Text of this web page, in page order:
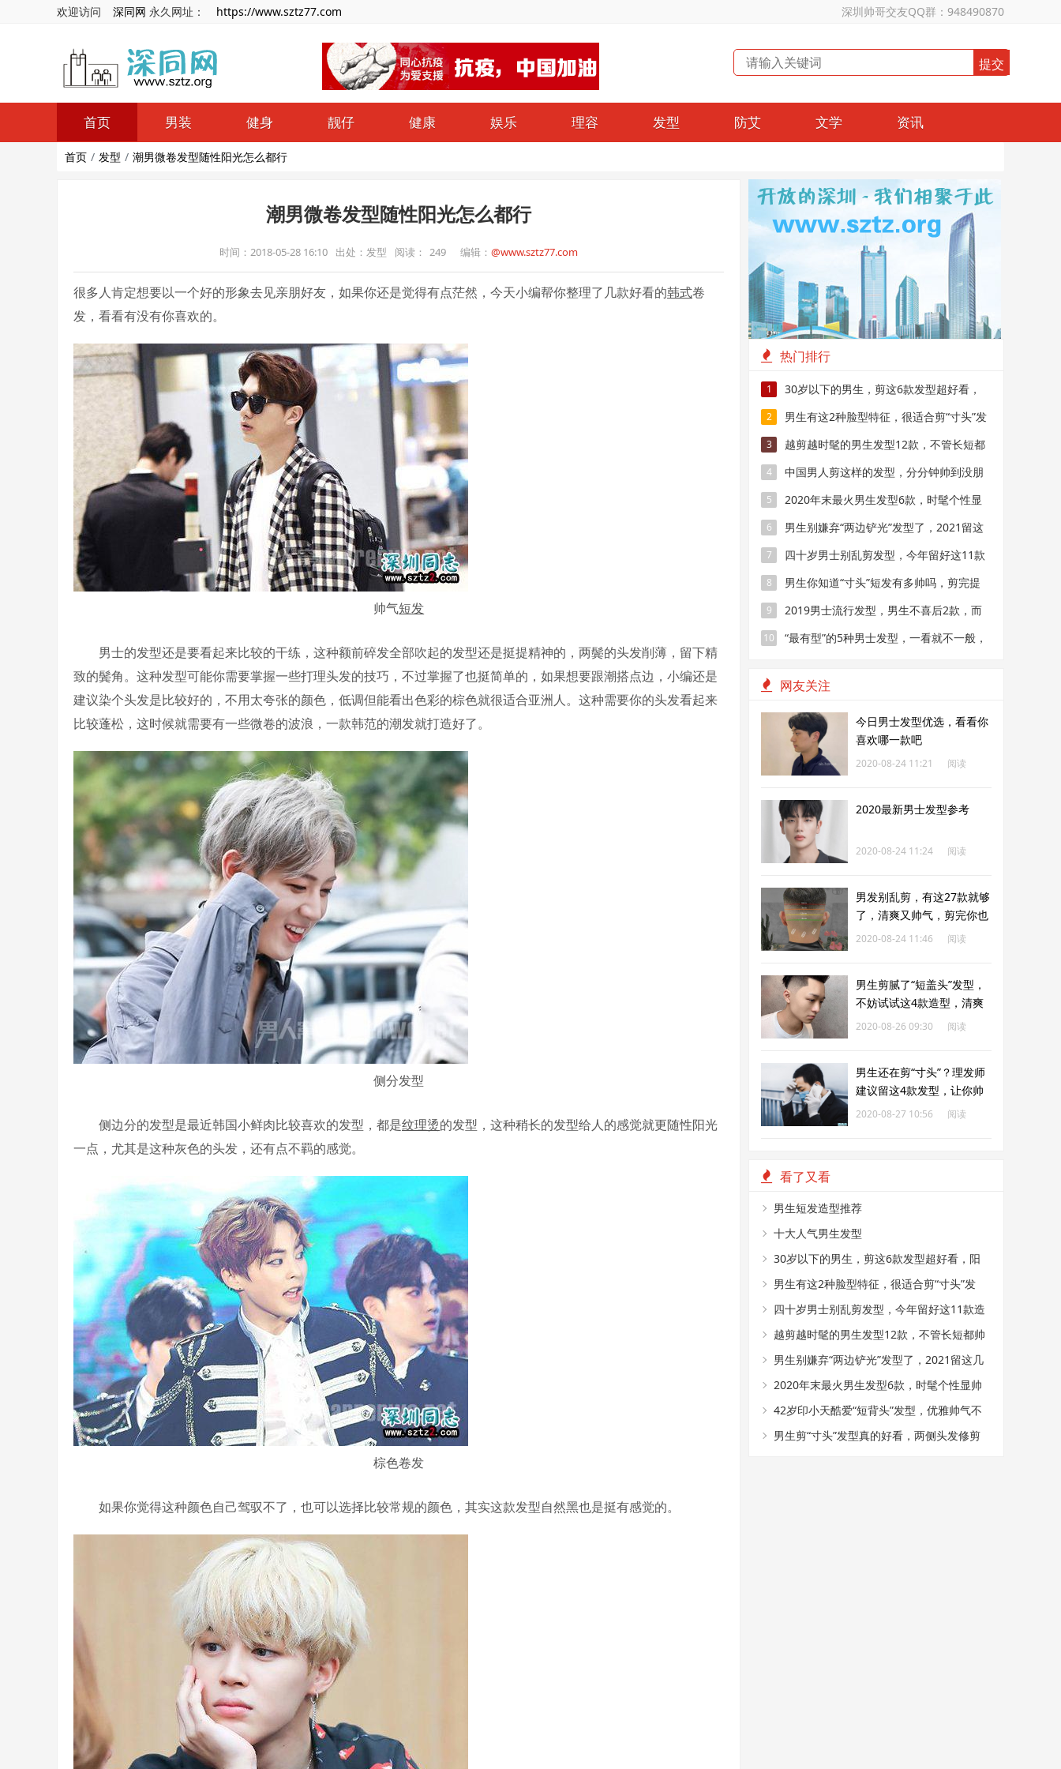
欢迎访问 深同网 永久网址： https://www.sztz77.com 深圳帅哥交友QQ群：948490870
首页 男装 健身 靓仔 健康 娱乐 理容 发型 防艾 文学 资讯
首页 发型 潮男微卷发型随性阳光怎么都行
潮男微卷发型随性阳光怎么都行
时间：2018-05-28 16:10 出处：发型 阅读： 249 编辑：@www.sztz77.com
很多人肯定想要以一个好的形象去见亲朋好友，如果你还是觉得有点茫然，今天小编帮你整理了几款好看的韩式卷
发，看看有没有你喜欢的。
帅气短发
男士的发型还是要看起来比较的干练，这种额前碎发全部吹起的发型还是挺提精神的，两鬓的头发削薄，留下精
致的鬓角。这种发型可能你需要掌握一些打理头发的技巧，不过掌握了也挺简单的，如果想要跟潮搭点边，小编还是
建议染个头发是比较好的，不用太夸张的颜色，低调但能看出色彩的棕色就很适合亚洲人。这种需要你的头发看起来
比较蓬松，这时候就需要有一些微卷的波浪，一款韩范的潮发就打造好了。
侧分发型
侧边分的发型是最近韩国小鲜肉比较喜欢的发型，都是纹理烫的发型，这种稍长的发型给人的感觉就更随性阳光
一点，尤其是这种灰色的头发，还有点不羁的感觉。
棕色卷发
如果你觉得这种颜色自己驾驭不了，也可以选择比较常规的颜色，其实这款发型自然黑也是挺有感觉的。
热门排行
1
30岁以下的男生，剪这6款发型超好看，
阳光又帅气
2
男生有这2种脸型特征，很适合剪“寸头”发
型，阳光又帅气
3
越剪越时髦的男生发型12款，不管长短都
帅气，干净显精神
4
中国男人剪这样的发型，分分钟帅到没朋
友
5
2020年末最火男生发型6款，时髦个性显
帅气，狼尾头值得尝试
6
男生别嫌弃“两边铲光”发型了，2021留这
几款造型，干净帅气
7
四十岁男士别乱剪发型，今年留好这11款
造型，成熟帅气不显老
8
男生你知道“寸头”短发有多帅吗，剪完提
升颜值
9
2019男士流行发型，男生不喜后2款，而
女生却很痴迷
10
“最有型”的5种男士发型，一看就不一般，
网友关注
今日男士发型优选，看看你
喜欢哪一款吧
2020-08-24 11:21
阅读
2020最新男士发型参考
2020-08-24 11:24
阅读
男发别乱剪，有这27款就够
了，清爽又帅气，剪完你也
可以变男神
2020-08-24 11:46
阅读
男生剪腻了“短盖头”发型，
不妨试试这4款造型，清爽
时尚显帅气
2020-08-26 09:30
阅读
男生还在剪“寸头”？理发师
建议留这4款发型，让你帅
气翻倍
2020-08-27 10:56
阅读
看了又看
男生短发造型推荐
十大人气男生发型
30岁以下的男生，剪这6款发型超好看，阳
光又帅气
男生有这2种脸型特征，很适合剪“寸头”发
型，阳光又帅气
四十岁男士别乱剪发型，今年留好这11款造
型，成熟帅气不显老
越剪越时髦的男生发型12款，不管长短都帅
气，干净显精神
男生别嫌弃“两边铲光”发型了，2021留这几
款造型，干净帅气
2020年末最火男生发型6款，时髦个性显帅
气，狼尾头值得尝试
42岁印小天酷爱“短背头”发型，优雅帅气不
油腻，冲进追光哥哥
男生剪“寸头”发型真的好看，两侧头发修剪